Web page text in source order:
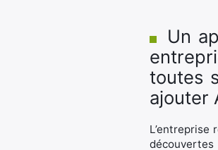
Un
toutes
ajouter
L’entreprise